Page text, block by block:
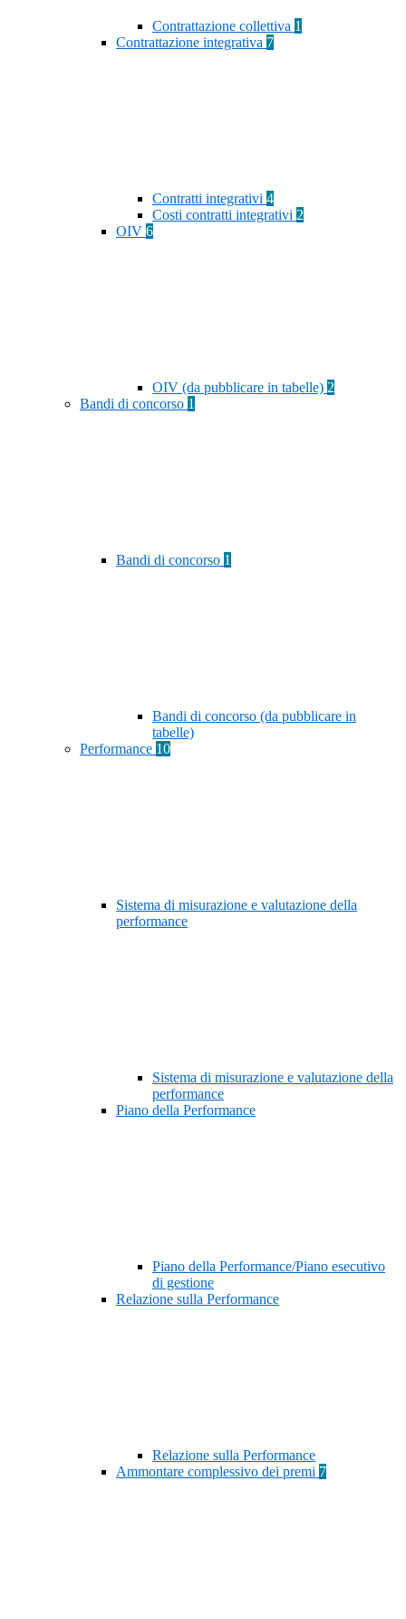
Contrattazione collettiva 1
Contrattazione integrativa 7
Contratti integrativi 4
Costi contratti integrativi 2
OIV 6
OIV (da pubblicare in tabelle) 2
Bandi di concorso 1
Bandi di concorso 1
Bandi di concorso (da pubblicare in
tabelle)
Performance 10
Sistema di misurazione e valutazione della
performance
Sistema di misurazione e valutazione della
performance
Piano della Performance
Piano della Performance/Piano esecutivo
di gestione
Relazione sulla Performance
Relazione sulla Performance
Ammontare complessivo dei premi 7